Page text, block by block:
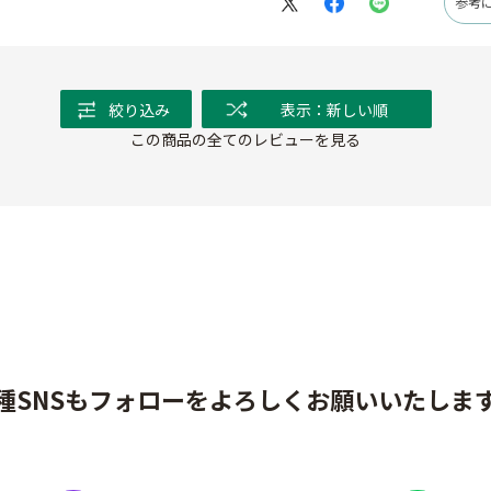
絞り込み
表示：新しい順
この商品の全てのレビューを見る
SNSもフォローをよろしくお願いいたしま